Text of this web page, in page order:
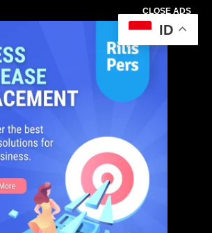
CLOSE ADS
ID